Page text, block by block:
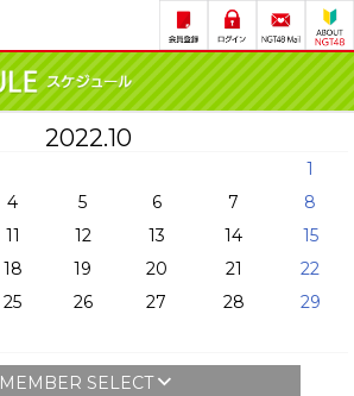
2022.10
1
4 5 6 7
8
11 12 13 14
15
18 19 20 21
22
25 26 27 28
29
MEMBER SELECT